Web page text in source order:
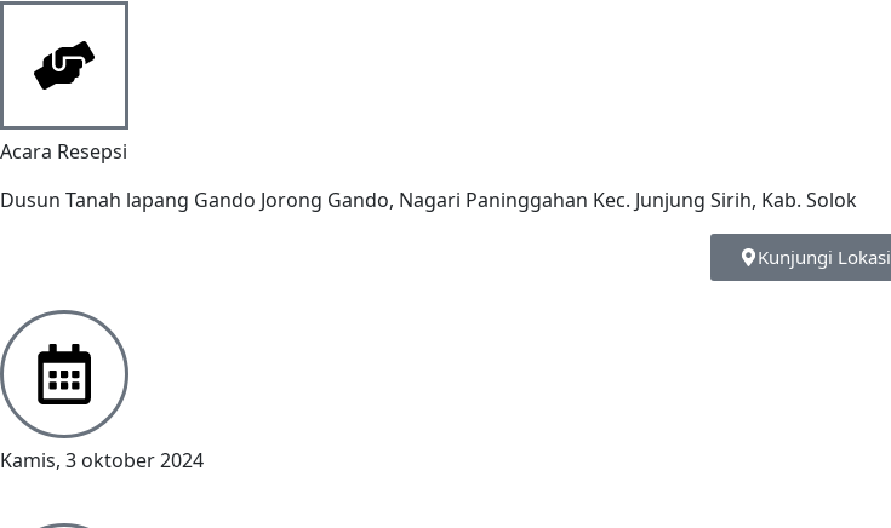
Acara Resepsi
Dusun Tanah lapang Gando Jorong Gando, Nagari Paninggahan Kec. Junjung Sirih, Kab. Solok
Kunjungi Lokasi
Kamis, 3 oktober 2024